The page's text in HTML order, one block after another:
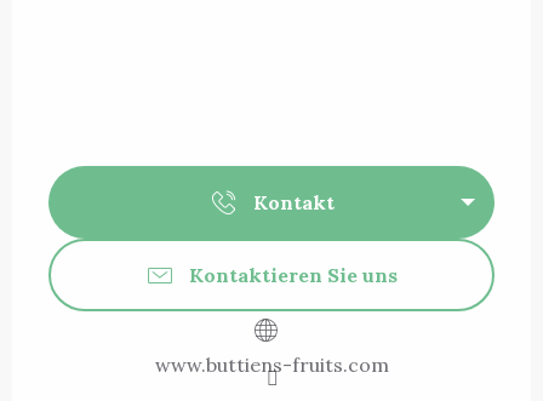
Kontakt
Kontaktieren Sie uns
www.buttiens-fruits.com